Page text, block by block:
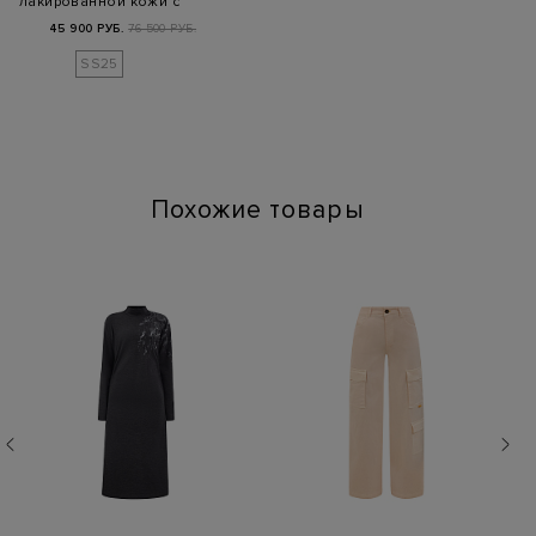
лам…
45 900 РУБ. 76 500 РУБ.
SS25
Похожие товары